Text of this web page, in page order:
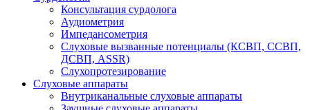
Консультация сурдолога
Аудиометрия
Импедансометрия
Слуховые вызванные потенциалы (КСВП, ССВП,
ДСВП, ASSR)
Слухопротезирование
Слуховые аппараты
Внутриканальные слуховые аппараты